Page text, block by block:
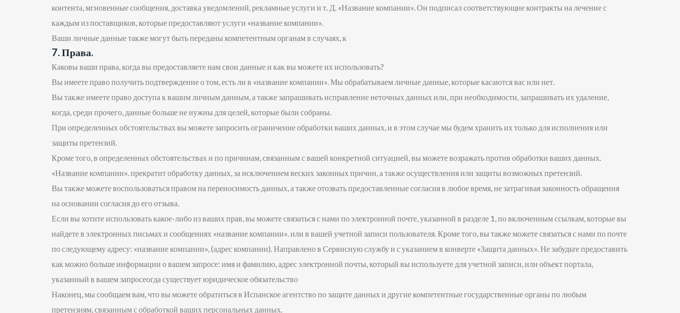
контента, мгновенные сообщения, доставка уведомлений, рекламные услуги и т. Д. «Название компании». Он подписал соответствующие контракты на лечение с
каждым из поставщиков, которые предоставляют услуги «название компании».
Ваши личные данные также могут быть переданы компетентным органам в случаях, к
7. Права.
Каковы ваши права, когда вы предоставляете нам свои данные и как вы можете их использовать?
Вы имеете право получить подтверждение о том, есть ли в «название компании». Мы обрабатываем личные данные, которые касаются вас или нет.
Вы также имеете право доступа к вашим личным данным, а также запрашивать исправление неточных данных или, при необходимости, запрашивать их удаление,
когда, среди прочего, данные больше не нужны для целей, которые были собраны.
При определенных обстоятельствах вы можете запросить ограничение обработки ваших данных, и в этом случае мы будем хранить их только для исполнения или
защиты претензий.
Кроме того, в определенных обстоятельствах и по причинам, связанным с вашей конкретной ситуацией, вы можете возражать против обработки ваших данных.
«Название компании». прекратит обработку данных, за исключением веских законных причин, а также осуществления или защиты возможных претензий.
Вы также можете воспользоваться правом на переносимость данных, а также отозвать предоставленные согласия в любое время, не затрагивая законность обращения
на основании согласия до его отзыва.
Если вы хотите использовать какое-либо из ваших прав, вы можете связаться с нами по электронной почте, указанной в разделе 1, по включенным ссылкам, которые вы
найдете в электронных письмах и сообщениях «название компании». или в вашей учетной записи пользователя. Кроме того, вы также можете связаться с нами по почте
по следующему адресу: «название компании», (адрес компании). Направлено в Сервисную службу и с указанием в конверте «Защита данных». Не забудьте предоставить
как можно больше информации о вашем запросе: имя и фамилию, адрес электронной почты, который вы используете для учетной записи, или объект портала,
указанный в вашем запросеогда существует юридическое обязательство
Наконец, мы сообщаем вам, что вы можете обратиться в Испанское агентство по защите данных и другие компетентные государственные органы по любым
претензиям, связанным с обработкой ваших персональных данных.